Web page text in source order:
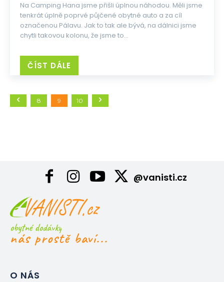
Na Camping Hana jsme přišli úplnou náhodou. Měli jsme
tenkrát úplně poprvé půjčené obytné auto a za cíl
označenou Pálavu. Jak to tak ale bývá, na dálnici jsme
chytli takovou kolonu, že jsme to...
ČÍST DÁLE
8 9 10
@vanisti.cz
obytné dodávky
nás prostě baví...
O NÁS